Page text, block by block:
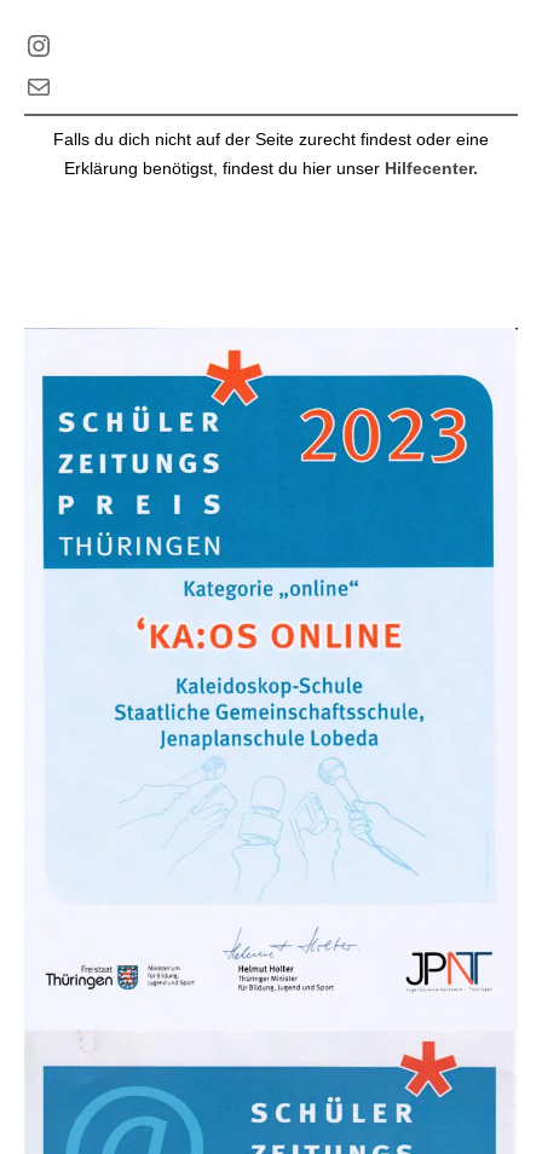
Instagram
E-Mail
Falls du dich nicht auf der Seite zurecht findest oder eine
Erklärung benötigst, findest du hier unser Hilfecenter.